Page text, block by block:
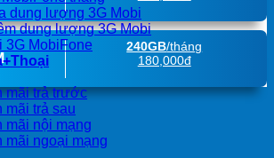
dung lượng 3G Mobi
dung lượng 3G Mobi
3G MobiFone
mãi trả trước
mãi trả sau
mãi nội mạng
mãi ngoại mạng
240GB/tháng
180,000đ